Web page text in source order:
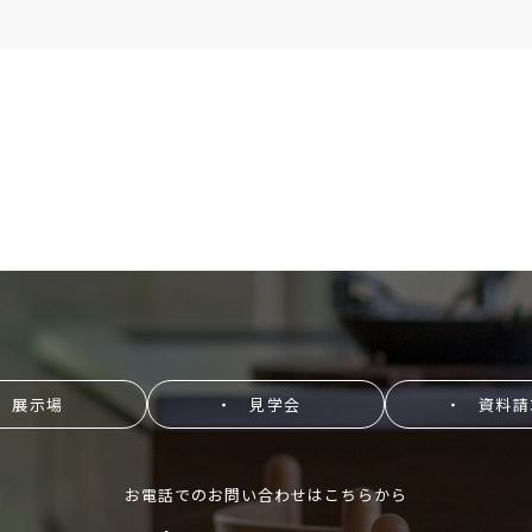
示場 ・ 見学会 ・ 資料請
お電話でのお問い合わせはこちらから